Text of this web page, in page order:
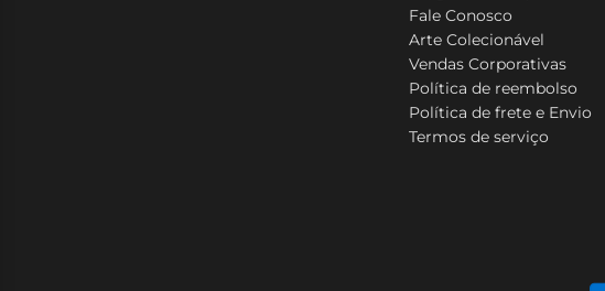
Fale Conosco
Arte Colecionável
Vendas Corporativas
Política de reembolso
Política de frete e Envio
Termos de serviço